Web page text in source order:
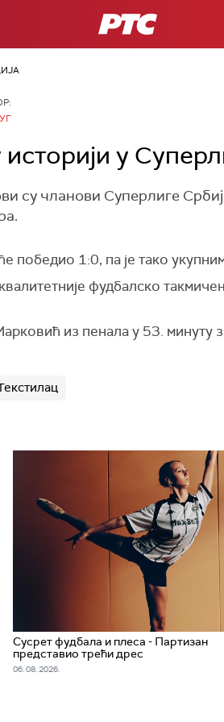
РТС
у
су чланови Суперлиге
победио 1:0, па је тако
фудбалско
из пенала у 53. минуту
Сусрет фудбала и плеса - Партизан
представио трећи дрес
06. 08. 2026.